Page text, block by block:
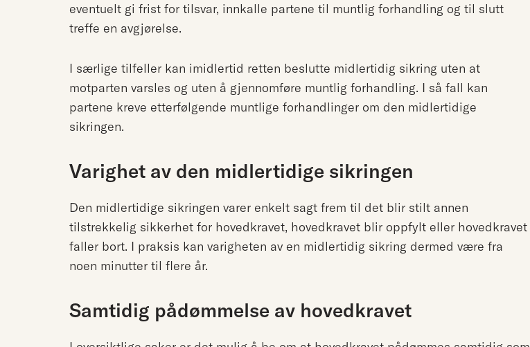
eventuelt gi frist for tilsvar, innkalle partene til muntlig forhandling og til slutt
treffe en avgjørelse.
I særlige tilfeller kan imidlertid retten beslutte midlertidig sikring uten at
motparten varsles og uten å gjennomføre muntlig forhandling. I så fall kan
partene kreve etterfølgende muntlige forhandlinger om den midlertidige
sikringen.
Varighet av den midlertidige sikringen
Den midlertidige sikringen varer enkelt sagt frem til det blir stilt annen
tilstrekkelig sikkerhet for hovedkravet, hovedkravet blir oppfylt eller hovedkravet
faller bort. I praksis kan varigheten av en midlertidig sikring dermed være fra
noen minutter til flere år.
Samtidig pådømmelse av hovedkravet